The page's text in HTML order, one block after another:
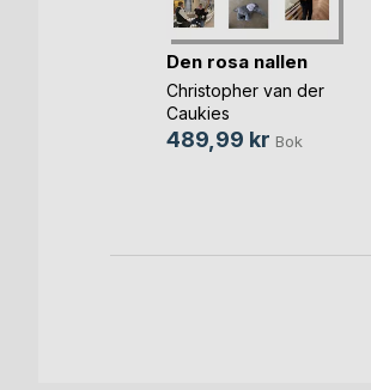
Den rosa nallen
Christopher van der
Caukies
489,99 kr Bok